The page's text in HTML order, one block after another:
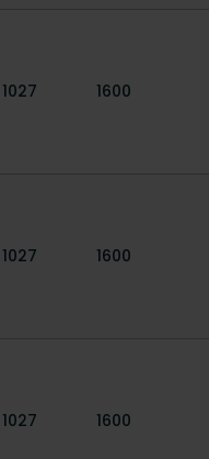
1027 1600
1027 1600
1027 1600